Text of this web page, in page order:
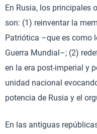
En Rusia, los principales
son: (1) reinventar la
Patriótica –que es como
Guerra Mundial–; (2)
en la era post-imperial y
unidad nacional
potencia de Rusia y el
En las antiguas